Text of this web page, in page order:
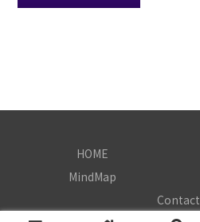
HOME
MindMap
Contact